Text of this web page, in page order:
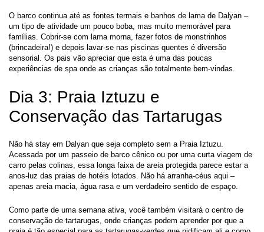
O barco continua até as fontes termais e banhos de lama de Dalyan –
um tipo de atividade um pouco boba, mas muito memorável para
famílias. Cobrir-se com lama morna, fazer fotos de monstrinhos
(brincadeira!) e depois lavar-se nas piscinas quentes é diversão
sensorial. Os pais vão apreciar que esta é uma das poucas
experiências de spa onde as crianças são totalmente bem-vindas.
Dia 3: Praia Iztuzu e
Conservação das Tartarugas
Não há stay em Dalyan que seja completo sem a Praia Iztuzu.
Acessada por um passeio de barco cênico ou por uma curta viagem de
carro pelas colinas, essa longa faixa de areia protegida parece estar a
anos-luz das praias de hotéis lotados. Não há arranha-céus aqui –
apenas areia macia, água rasa e um verdadeiro sentido de espaço.
Como parte de uma semana ativa, você também visitará o centro de
conservação de tartarugas, onde crianças podem aprender por que a